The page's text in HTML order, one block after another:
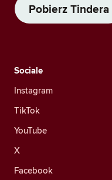
Pobierz Tindera
Sociale
Instagram
TikTok
YouTube
X
Facebook